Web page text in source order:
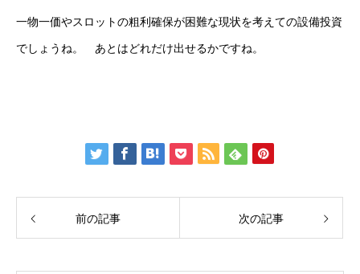
一物一価やスロットの粗利確保が困難な現状を考えての設備投資
でしょうね。 あとはどれだけ出せるかですね。
前の記事 次の記事